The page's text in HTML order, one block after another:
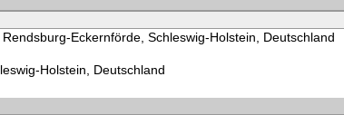
Rendsburg-Eckernförde, Schleswig-Holstein, Deutschland
Holstein, Deutschland